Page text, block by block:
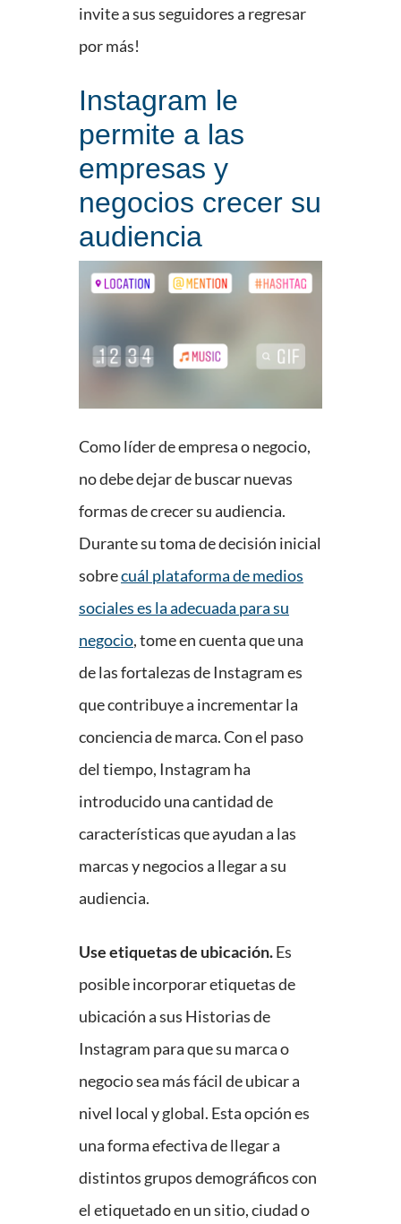
invite a sus seguidores a regresar
por más!
Instagram le
permite a las
empresas y
negocios crecer su
audiencia
Como líder de empresa o negocio,
no debe dejar de buscar nuevas
formas de crecer su audiencia.
Durante su toma de decisión inicial
sobrecuál plataforma de medios
sociales es la adecuada para su
negocio, tome en cuenta que una
de las fortalezas de Instagram es
que contribuye a incrementar la
conciencia de marca. Con el paso
del tiempo, Instagram ha
introducido una cantidad de
características que ayudan a las
marcas y negocios a llegar a su
audiencia.
Use etiquetas de ubicación.Es
posible incorporar etiquetas de
ubicación a sus Historias de
Instagram para que su marca o
negocio sea más fácil de ubicar a
nivel local y global. Esta opción es
una forma efectiva de llegar a
distintos grupos demográficos con
el etiquetado en un sitio, ciudad o